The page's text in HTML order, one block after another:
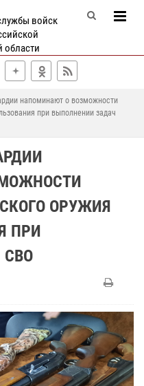
войск
области
напоминают о возможности
при выполнении задач
ОРУЖИЯ
ПРИ